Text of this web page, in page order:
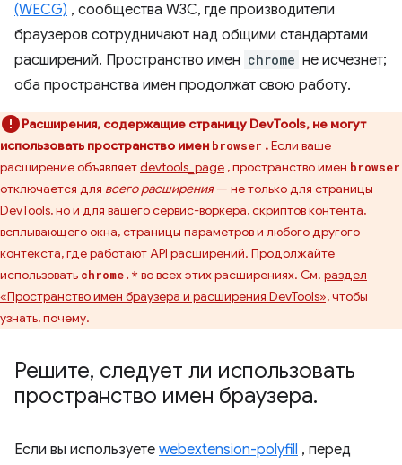
(WECG) , сообщества W3C, где производители
браузеров сотрудничают над общими стандартами
расширений. Пространство имен chrome не исчезнет;
оба пространства имен продолжат свою работу.
Расширения, содержащие страницу DevTools, не могут
использовать пространство имен browser .Если ваше
расширение объявляетdevtools_page , пространство имен browser
отключается для всего расширения— не только для страницы
DevTools, но и для вашего сервис-воркера, скриптов контента,
всплывающего окна, страницы параметров и любого другого
контекста, где работают API расширений. Продолжайте
использовать chrome.* во всех этих расширениях. См. раздел
«Пространство имен браузера и расширения DevTools»,чтобы
узнать, почему.
Решите, следует ли использовать
пространство имен браузера.
Если вы используете webextension-polyfill , перед